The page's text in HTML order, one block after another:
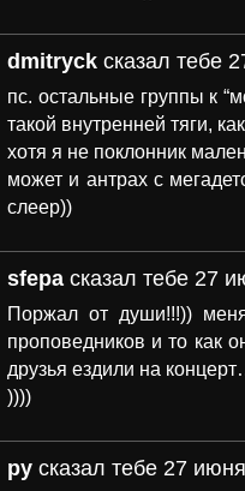
dmitryck сказал тебе
пс. остальные группы к
такой внутренней тяги,
хотя я не поклонник
может и антрах с
слеер))
sfepa сказал тебе 27
Поржал от души!!!)) меня
проповедников и то как
друзья ездили на
))))
py сказал тебе 27